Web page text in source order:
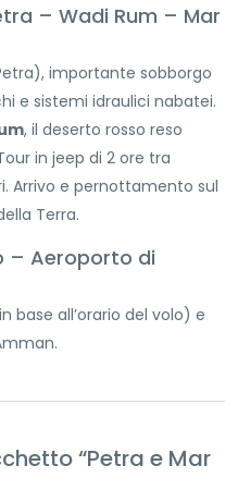
– Wadi Rum – Mar
importante sobborgo
e sistemi idraulici nabatei.
, il deserto rosso reso
in jeep di 2 ore tra
Arrivo e pernottamento sul
Terra.
– Aeroporto di
base all’orario del volo) e
“Petra e Mar